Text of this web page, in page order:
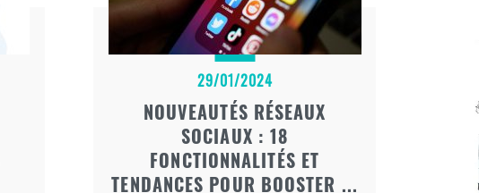
29/01/2024
NOUVEAUTÉS RÉSEAUX
SOCIAUX : 18
FONCTIONNALITÉS ET
TENDANCES POUR BOOSTER ...